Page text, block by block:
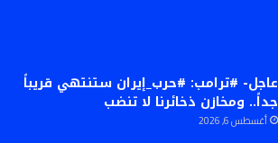
عاجل- #ترامب: #حرب_إيران ستنتهي قريباً
جداً.. ومخازن ذخائرنا لا تنضب
أغسطس 6, 2026